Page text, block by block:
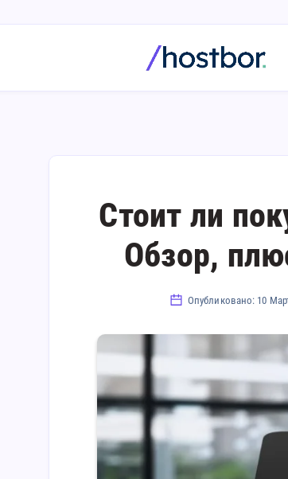
Стоит ли
Обзор,
Опубликовано: 10